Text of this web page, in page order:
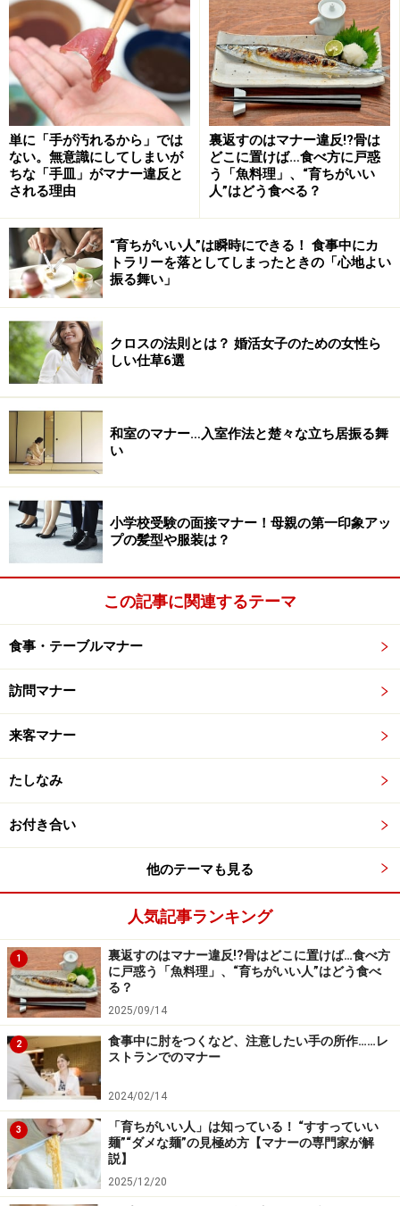
単に「手が汚れるから」では
ない。無意識にしてしまいが
ちな「手皿」がマナー違反と
される理由
裏返すのはマナー違反!?骨は
どこに置けば…食べ方に戸惑
う「魚料理」、“育ちがいい
人”はどう食べる？
“育ちがいい人”は瞬時にできる！ 食事中にカ
トラリーを落としてしまったときの「心地よい
振る舞い」
クロスの法則とは？ 婚活女子のための女性ら
しい仕草6選
和室のマナー…入室作法と楚々な立ち居振る舞
い
小学校受験の面接マナー！母親の第一印象アッ
プの髪型や服装は？
この記事に関連するテーマ
食事・テーブルマナー
訪問マナー
来客マナー
たしなみ
お付き合い
他のテーマも見る
人気記事ランキング
1
裏返すのはマナー違反!?骨はどこに置けば…食べ方
に戸惑う「魚料理」、“育ちがいい人”はどう食べ
る？
2025/09/14
2
食事中に肘をつくなど、注意したい手の所作……レ
ストランでのマナー
2024/02/14
3
「育ちがいい人」は知っている！ “すすっていい
麺”“ダメな麺”の見極め方【マナーの専門家が解
説】
2025/12/20